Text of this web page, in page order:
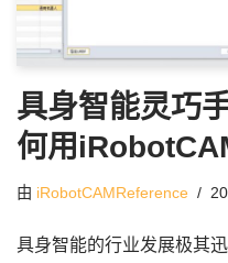
具身智能灵巧
何用
由 iRobotCAMReference
具身智能的行业发展极其